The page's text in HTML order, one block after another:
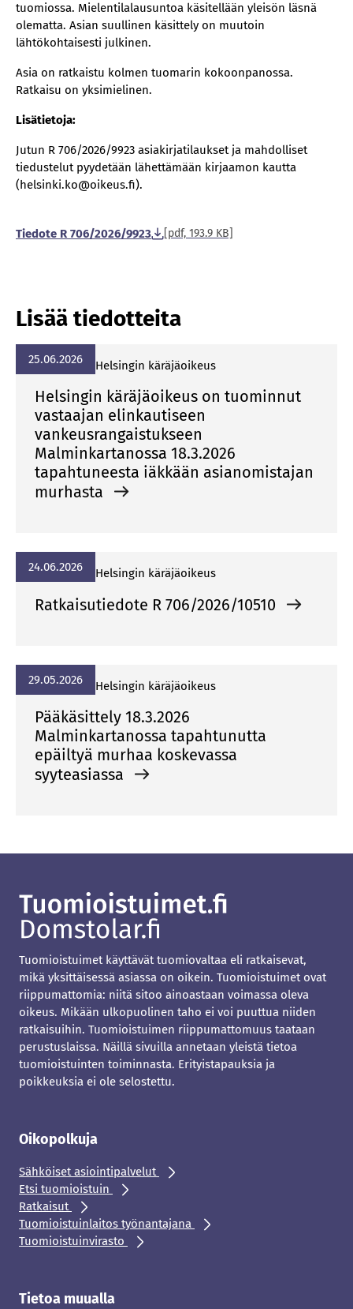
tuomiossa. Mielentilalausuntoa käsitellään yleisön läsnä
olematta. Asian suullinen käsittely on muutoin
lähtökohtaisesti julkinen.
Asia on ratkaistu kolmen tuomarin kokoonpanossa.
Ratkaisu on yksimielinen.
Lisätietoja:
Jutun R 706/2026/9923 asiakirjatilaukset ja mahdolliset
tiedustelut pyydetään lähettämään kirjaamon kautta
(helsinki.ko@oikeus.fi).
Tiedote R 706/2026/9923 [pdf, 193.9 KB]
Lisää tiedotteita
25.06.2026 Hel­sin­gin kä­rä­jä­oi­keus
Helsingin käräjäoikeus on tuominnut
vastaajan elinkautiseen
vankeusrangaistukseen
Malminkartanossa 18.3.2026
tapahtuneesta iäkkään asianomistajan
murhasta
24.06.2026 Hel­sin­gin kä­rä­jä­oi­keus
Ratkaisutiedote R 706/2026/10510
29.05.2026 Hel­sin­gin kä­rä­jä­oi­keus
Pääkäsittely 18.3.2026
Malminkartanossa tapahtunutta
epäiltyä murhaa koskevassa
syyteasiassa
Tuomioistuimet käyttävät tuomiovaltaa eli ratkaisevat,
mikä yksittäisessä asiassa on oikein. Tuomioistuimet ovat
riippumattomia: niitä sitoo ainoastaan voimassa oleva
oikeus. Mikään ulkopuolinen taho ei voi puuttua niiden
ratkaisuihin. Tuomioistuimen riippumattomuus taataan
perustuslaissa. Näillä sivuilla annetaan yleistä tietoa
tuomioistuinten toiminnasta. Erityistapauksia ja
poikkeuksia ei ole selostettu.
Oikopolkuja
Sähköiset asiointipalvelut
Etsi tuomioistuin
Ratkaisut
Tuomioistuinlaitos työnantajana
Tuomioistuinvirasto
Tietoa muualla